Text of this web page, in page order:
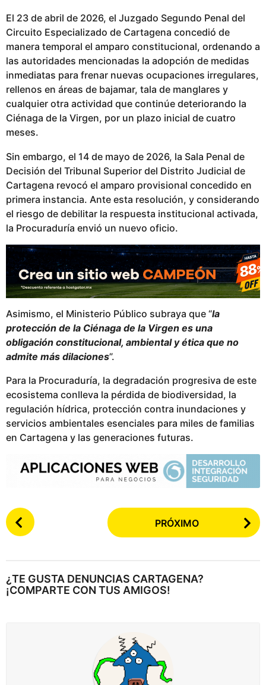
El 23 de abril de 2026, el Juzgado Segundo Penal del
Circuito Especializado de Cartagena concedió de
manera temporal el amparo constitucional, ordenando a
las autoridades mencionadas la adopción de medidas
inmediatas para frenar nuevas ocupaciones irregulares,
rellenos en áreas de bajamar, tala de manglares y
cualquier otra actividad que continúe deteriorando la
Ciénaga de la Virgen, por un plazo inicial de cuatro
meses.
Sin embargo, el 14 de mayo de 2026, la Sala Penal de
Decisión del Tribunal Superior del Distrito Judicial de
Cartagena revocó el amparo provisional concedido en
primera instancia. Ante esta resolución, y considerando
el riesgo de debilitar la respuesta institucional activada,
la Procuraduría envió un nuevo oficio.
Asimismo, el Ministerio Público subraya que “la
protección de la Ciénaga de la Virgen es una
obligación constitucional, ambiental y ética que no
admite más dilaciones”.
Para la Procuraduría, la degradación progresiva de este
ecosistema conlleva la pérdida de biodiversidad, la
regulación hídrica, protección contra inundaciones y
servicios ambientales esenciales para miles de familias
en Cartagena y las generaciones futuras.
P
o
e
a
PRÓXIMO
¿TE GUSTA DENUNCIAS CARTAGENA?
¡COMPARTE CON TUS AMIGOS!